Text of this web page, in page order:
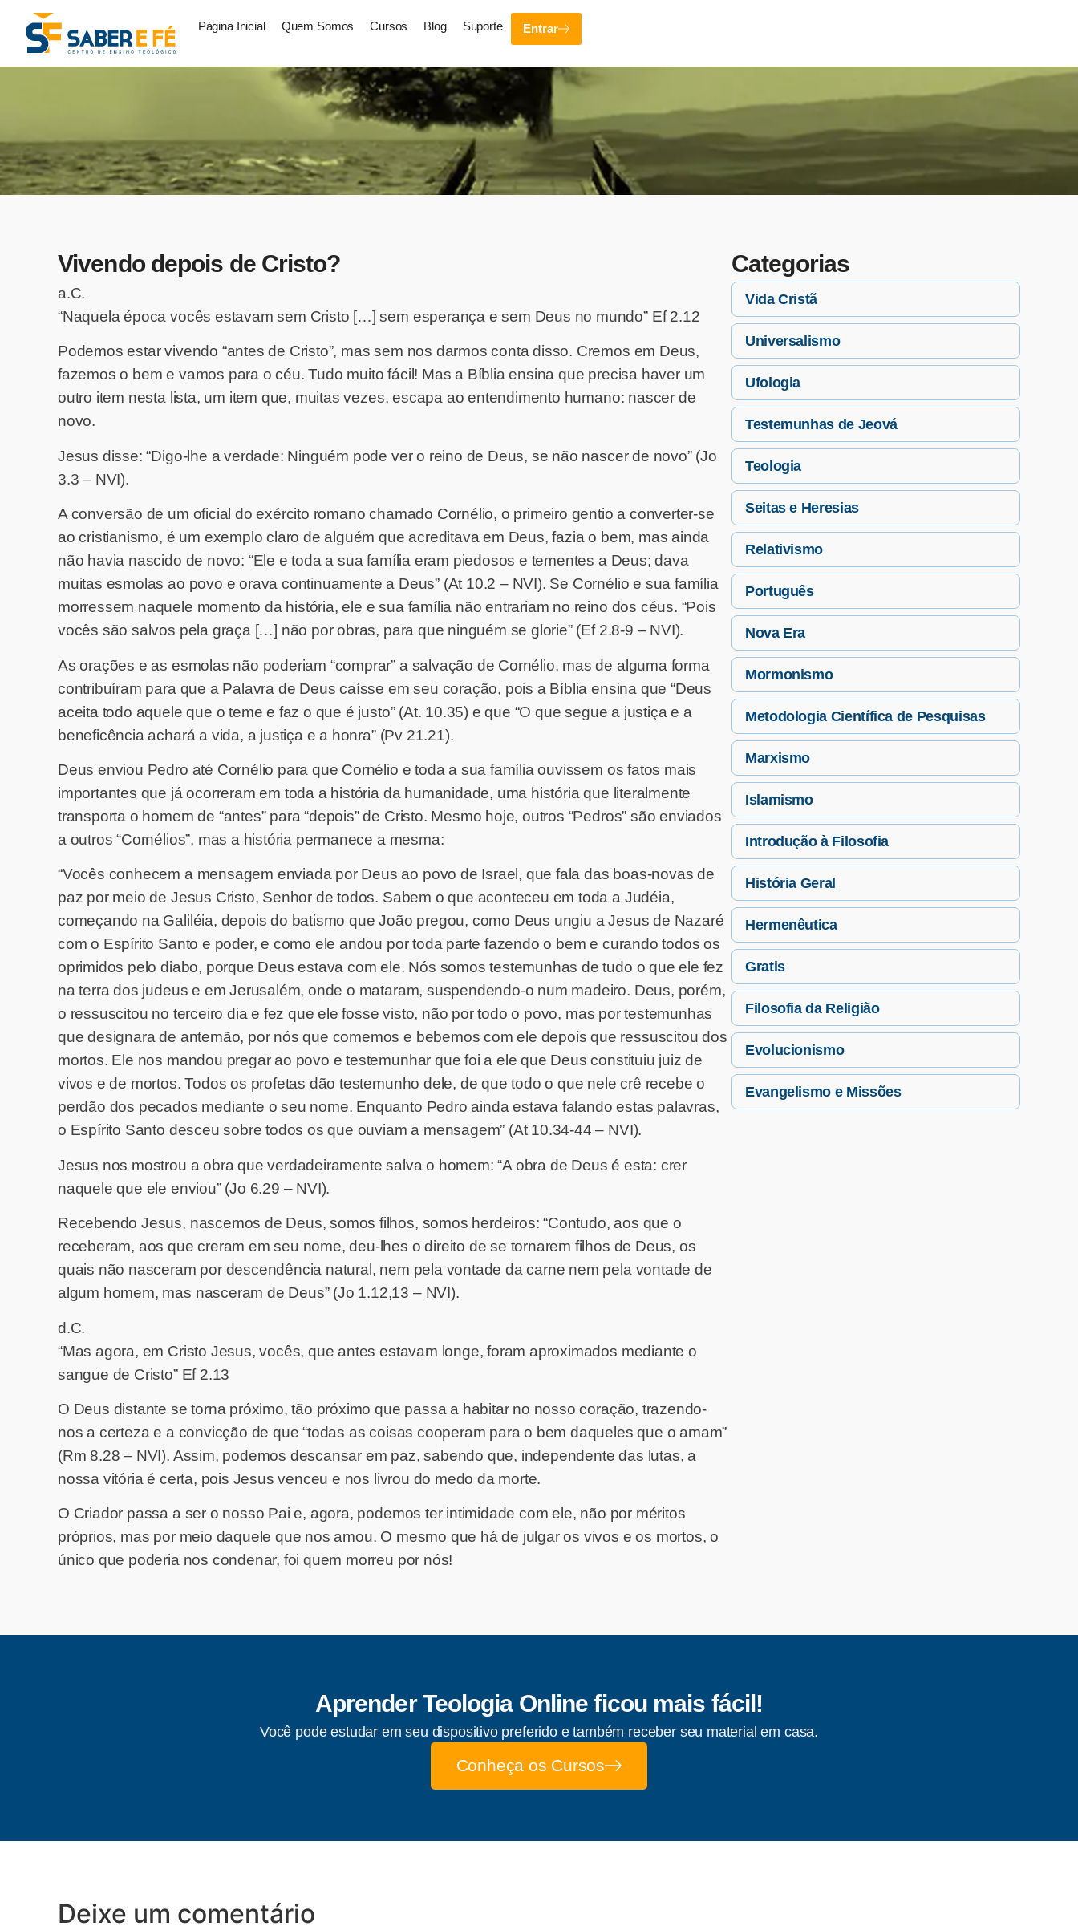
Página Inicial Quem Somos Cursos Blog Suporte Entrar
Vivendo depois de Cristo?
a.C.
“Naquela época vocês estavam sem Cristo […] sem esperança e sem Deus no mundo” Ef 2.12
Podemos estar vivendo “antes de Cristo”, mas sem nos darmos conta disso. Cremos em Deus,
fazemos o bem e vamos para o céu. Tudo muito fácil! Mas a Bíblia ensina que precisa haver um
outro item nesta lista, um item que, muitas vezes, escapa ao entendimento humano: nascer de
novo.
Jesus disse: “Digo-lhe a verdade: Ninguém pode ver o reino de Deus, se não nascer de novo” (Jo
3.3 – NVI).
A conversão de um oficial do exército romano chamado Cornélio, o primeiro gentio a converter-se
ao cristianismo, é um exemplo claro de alguém que acreditava em Deus, fazia o bem, mas ainda
não havia nascido de novo: “Ele e toda a sua família eram piedosos e tementes a Deus; dava
muitas esmolas ao povo e orava continuamente a Deus” (At 10.2 – NVI). Se Cornélio e sua família
morressem naquele momento da história, ele e sua família não entrariam no reino dos céus. “Pois
vocês são salvos pela graça […] não por obras, para que ninguém se glorie” (Ef 2.8-9 – NVI).
As orações e as esmolas não poderiam “comprar” a salvação de Cornélio, mas de alguma forma
contribuíram para que a Palavra de Deus caísse em seu coração, pois a Bíblia ensina que “Deus
aceita todo aquele que o teme e faz o que é justo” (At. 10.35) e que “O que segue a justiça e a
beneficência achará a vida, a justiça e a honra” (Pv 21.21).
Deus enviou Pedro até Cornélio para que Cornélio e toda a sua família ouvissem os fatos mais
importantes que já ocorreram em toda a história da humanidade, uma história que literalmente
transporta o homem de “antes” para “depois” de Cristo. Mesmo hoje, outros “Pedros” são enviados
a outros “Cornélios”, mas a história permanece a mesma:
“Vocês conhecem a mensagem enviada por Deus ao povo de Israel, que fala das boas-novas de
paz por meio de Jesus Cristo, Senhor de todos. Sabem o que aconteceu em toda a Judéia,
começando na Galiléia, depois do batismo que João pregou, como Deus ungiu a Jesus de Nazaré
com o Espírito Santo e poder, e como ele andou por toda parte fazendo o bem e curando todos os
oprimidos pelo diabo, porque Deus estava com ele. Nós somos testemunhas de tudo o que ele fez
na terra dos judeus e em Jerusalém, onde o mataram, suspendendo-o num madeiro. Deus, porém,
o ressuscitou no terceiro dia e fez que ele fosse visto, não por todo o povo, mas por testemunhas
que designara de antemão, por nós que comemos e bebemos com ele depois que ressuscitou dos
mortos. Ele nos mandou pregar ao povo e testemunhar que foi a ele que Deus constituiu juiz de
vivos e de mortos. Todos os profetas dão testemunho dele, de que todo o que nele crê recebe o
perdão dos pecados mediante o seu nome. Enquanto Pedro ainda estava falando estas palavras,
o Espírito Santo desceu sobre todos os que ouviam a mensagem” (At 10.34-44 – NVI).
Jesus nos mostrou a obra que verdadeiramente salva o homem: “A obra de Deus é esta: crer
naquele que ele enviou” (Jo 6.29 – NVI).
Recebendo Jesus, nascemos de Deus, somos filhos, somos herdeiros: “Contudo, aos que o
receberam, aos que creram em seu nome, deu-lhes o direito de se tornarem filhos de Deus, os
quais não nasceram por descendência natural, nem pela vontade da carne nem pela vontade de
algum homem, mas nasceram de Deus” (Jo 1.12,13 – NVI).
d.C.
“Mas agora, em Cristo Jesus, vocês, que antes estavam longe, foram aproximados mediante o
sangue de Cristo” Ef 2.13
O Deus distante se torna próximo, tão próximo que passa a habitar no nosso coração, trazendo-
nos a certeza e a convicção de que “todas as coisas cooperam para o bem daqueles que o amam”
(Rm 8.28 – NVI). Assim, podemos descansar em paz, sabendo que, independente das lutas, a
nossa vitória é certa, pois Jesus venceu e nos livrou do medo da morte.
O Criador passa a ser o nosso Pai e, agora, podemos ter intimidade com ele, não por méritos
próprios, mas por meio daquele que nos amou. O mesmo que há de julgar os vivos e os mortos, o
único que poderia nos condenar, foi quem morreu por nós!
Categorias
Vida Cristã
Universalismo
Ufologia
Testemunhas de Jeová
Teologia
Seitas e Heresias
Relativismo
Português
Nova Era
Mormonismo
Metodologia Científica de Pesquisas
Marxismo
Islamismo
Introdução à Filosofia
História Geral
Hermenêutica
Gratis
Filosofia da Religião
Evolucionismo
Evangelismo e Missões
Aprender Teologia Online ficou mais fácil!
Você pode estudar em seu dispositivo preferido e também receber seu material em casa.
Conheça os Cursos
Deixe um comentário